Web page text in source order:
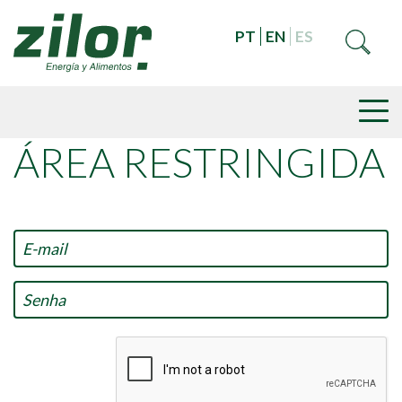
PT EN ES
ÁREA RESTRINGIDA